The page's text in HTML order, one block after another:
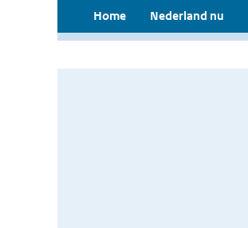
Home Nederland nu